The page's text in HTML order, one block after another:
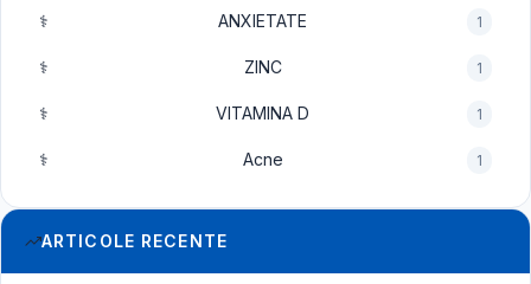
⚕️ ANXIETATE 1
⚕️ ZINC 1
⚕️ VITAMINA D 1
⚕️ Acne 1
ARTICOLE RECENTE